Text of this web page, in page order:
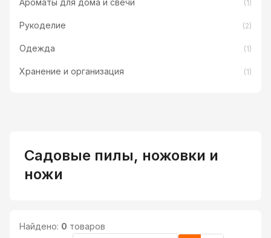
Ароматы для дома и свечи (1)
Рукоделие (2)
Одежда (1)
Хранение и организация (1)
Садовые пилы, ножовки и
ножи
Найдено: 0 товаров